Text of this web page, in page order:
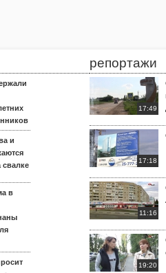
и
свалке
в
репортажи
17:49
17:18
11:16
19:20